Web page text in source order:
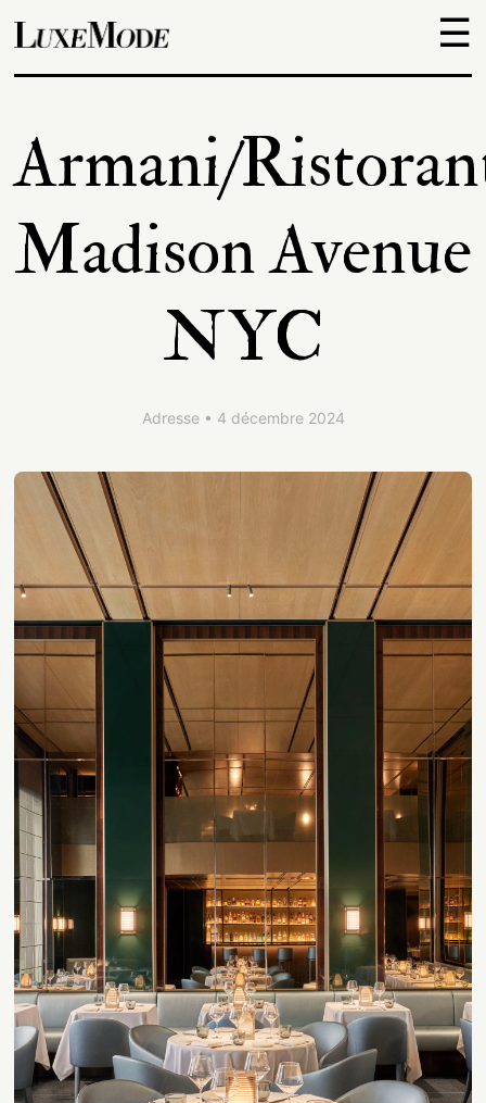
☰
Objets
Escapades
Découvertes
Adresses
propos
Contact
Armani/
Madison Avenue
NYC
Adresse • 4 décembre 2024